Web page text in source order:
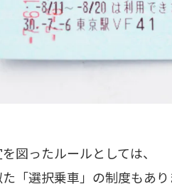
図ったルールとしては、
「選択乗車」の制度もあり